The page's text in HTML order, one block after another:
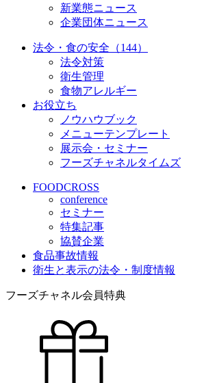
新業態ニュース
企業団体ニュース
法令・食の安全（144）
法令対策
衛生管理
食物アレルギー
お役立ち
ノウハウブック
メニューテンプレート
展示会・セミナー
フーズチャネルタイムズ
FOODCROSS
conference
セミナー
特集記事
協賛企業
食品事故情報
衛生と表示の法令・制度情報
フーズチャネル会員特典